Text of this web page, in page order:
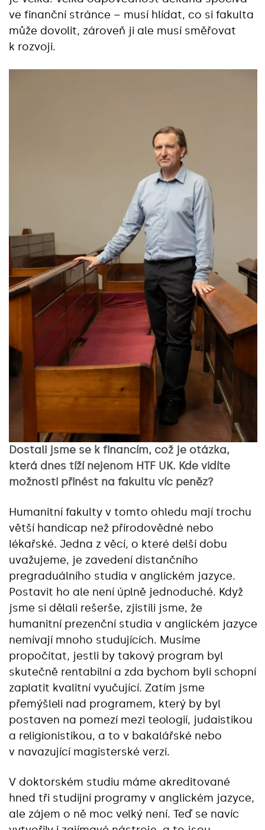
ve finanční stránce – musí hlídat, co si fakulta
může dovolit, zároveň ji ale musí směřovat
k rozvoji.
Dostali jsme se k financím, což je otázka,
která dnes tíží nejenom HTF UK. Kde vidíte
možnosti přinést na fakultu víc peněz?
Humanitní fakulty v tomto ohledu mají trochu
větší handicap než přírodovědné nebo
lékařské. Jedna z věcí, o které delší dobu
uvažujeme, je zavedení distančního
pregraduálního studia v anglickém jazyce.
Postavit ho ale není úplně jednoduché. Když
jsme si dělali rešerše, zjistili jsme, že
humanitní prezenční studia v anglickém jazyce
nemívají mnoho studujících. Musíme
propočítat, jestli by takový program byl
skutečně rentabilní a zda bychom byli schopní
zaplatit kvalitní vyučující. Zatím jsme
přemýšleli nad programem, který by byl
postaven na pomezí mezi teologií, judaistikou
a religionistikou, a to v bakalářské nebo
v navazující magisterské verzi.
V doktorském studiu máme akreditované
hned tři studijní programy v anglickém jazyce,
ale zájem o ně moc velký není. Teď se navíc